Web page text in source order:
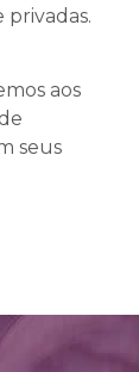
aos
seus